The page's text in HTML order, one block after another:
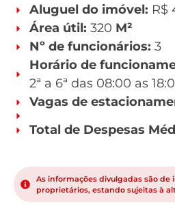
Aluguel do imóvel: R$
Área útil: 320 M²
Nº de funcionários: 3
Horário de
2ª a 6ª das 08:00 as
Vagas de
Total de Despesas
As informações divulgadas são
proprietários, estando sujeitas à